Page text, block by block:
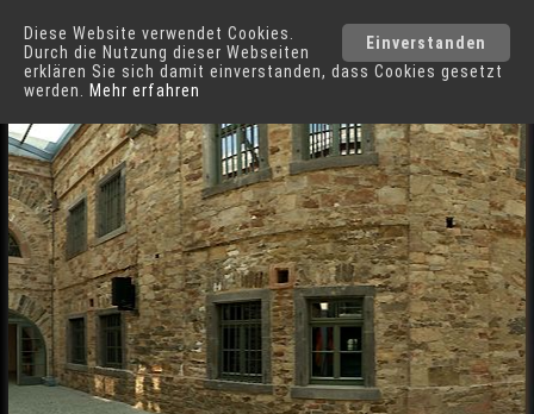
Einverstanden
Diese Website verwendet Cookies.
Durch die Nutzung dieser Webseiten
erklären Sie sich damit einverstanden, dass Cookies gesetzt
werden.
Mehr erfahren
Festung Ehrenbreitstein
Städte